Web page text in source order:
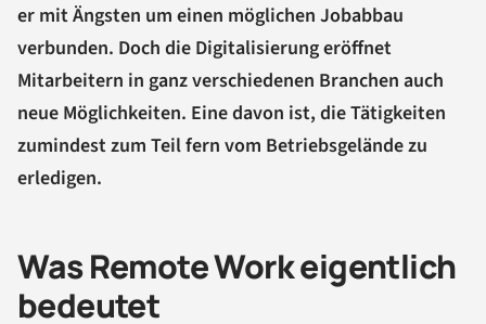
er mit Ängsten um einen möglichen Jobabbau
verbunden. Doch die Digitalisierung eröffnet
Mitarbeitern in ganz verschiedenen Branchen auch
neue Möglichkeiten. Eine davon ist, die Tätigkeiten
zumindest zum Teil fern vom Betriebsgelände zu
erledigen.
Was Remote Work eigentlich
bedeutet